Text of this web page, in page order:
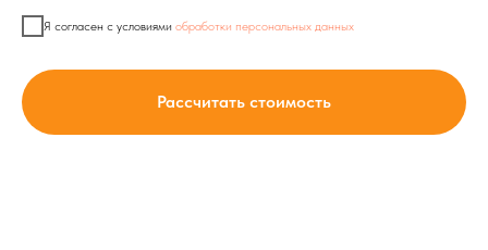
Я согласен с условиями обработки персональных данных
Рассчитать стоимость